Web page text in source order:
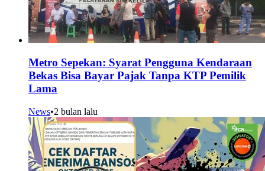
Metro Sepekan: Syarat Pengguna Kendaraan
Bekas Bisa Bayar Pajak Tanpa KTP Pemilik
Lama
News•2 bulan lalu